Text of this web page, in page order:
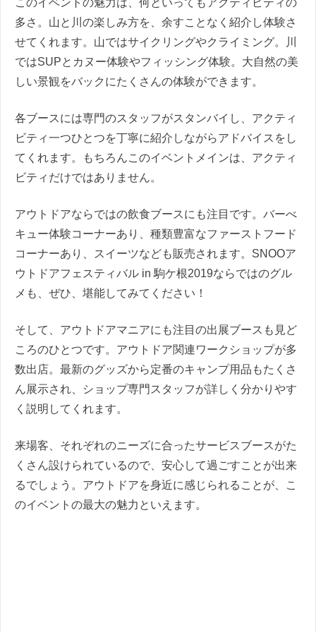
このイベントの魅力は、何といってもアクティビティの
多さ。山と川の楽しみ方を、余すことなく紹介し体験さ
せてくれます。 山ではサイクリングやクライミング。
川
ではSUPとカヌー体験やフィッシング体験。 大自然の美
しい景観をバックにたくさんの体験ができます。
各ブースには専門のスタッフがスタンバイし、アクティ
ビティ一つひとつを丁寧に紹介しながらアドバイスをし
てくれます。
もちろんこのイベントメインは、アクティ
ビティだけではありません。
アウトドアならではの飲食ブースにも注目です。バーべ
キュー体験コーナーあり、種類豊富なファーストフード
コーナーあり、スイーツなども販売されます。 SNOOア
ウトドアフェスティバル in 駒ケ根2019ならではのグル
メも、 ぜひ、堪能してみてください！
そして、アウトドアマニアにも注目の出展ブースも見ど
ころのひとつです。アウトドア関連ワークショップが多
数出店。最新のグッズから定番のキャンプ用品もたくさ
ん展示され、ショップ専門スタッフが詳しく分かりやす
く説明してくれます。
来場客、それぞれのニーズに合ったサービスブースがた
くさん設けられているので、安心して過ごすことが出来
るでしょう。アウトドアを身近に感じられることが、こ
のイベントの最大の魅力といえます。